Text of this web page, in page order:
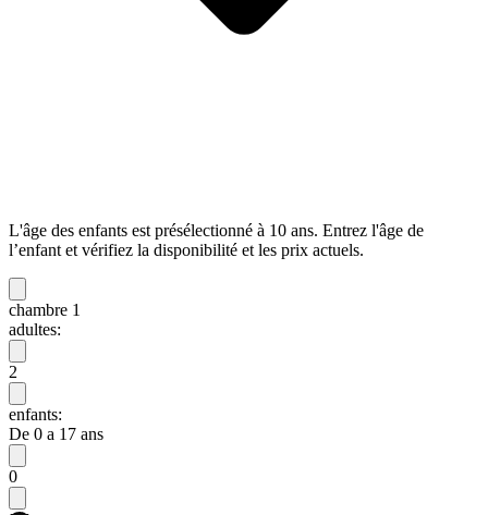
L'âge des enfants est présélectionné à 10 ans. Entrez l'âge de
l’enfant et vérifiez la disponibilité et les prix actuels.
chambre 1
adultes:
2
enfants:
De 0 a 17 ans
0